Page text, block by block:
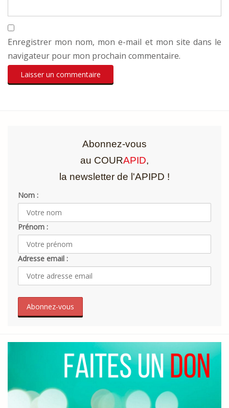
Enregistrer mon nom, mon e-mail et mon site dans le
navigateur pour mon prochain commentaire.
Abonnez-vous
au COURAPID,
la newsletter de l'APIPD !
Nom :
Prénom :
Adresse email :